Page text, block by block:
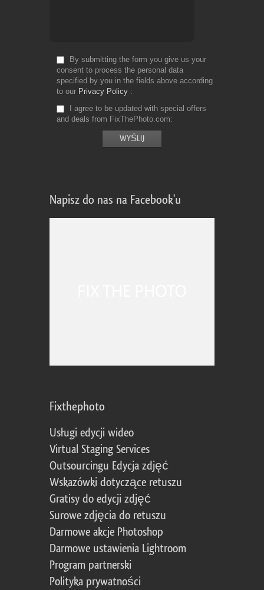
By submitting the form you give us your
consent to process the personal data
specified by you in the fields above according
to our Privacy Policy
I agree to be updated with special offers
and deals from FixThePhoto.com
Napisz do nas na Facebook'u
Fixthephoto
Usługi edycji wideo
Virtual Staging Services
Outsourcingu Edycja zdjęć
Wskazówki dotyczące retuszu
Gratisy do edycji zdjęć
Surowe zdjęcia do retuszu
Darmowe akcje Photoshop
Darmowe ustawienia Lightroom
Program partnerski
Polityka prywatności